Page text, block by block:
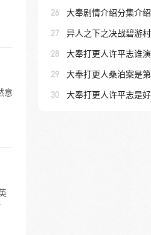
意
26 大奉剧情介绍分集介
27 异人之下之决战碧游
28 大奉打更人许平志谁
29 大奉打更人桑泊案是
30 大奉打更人许平志是